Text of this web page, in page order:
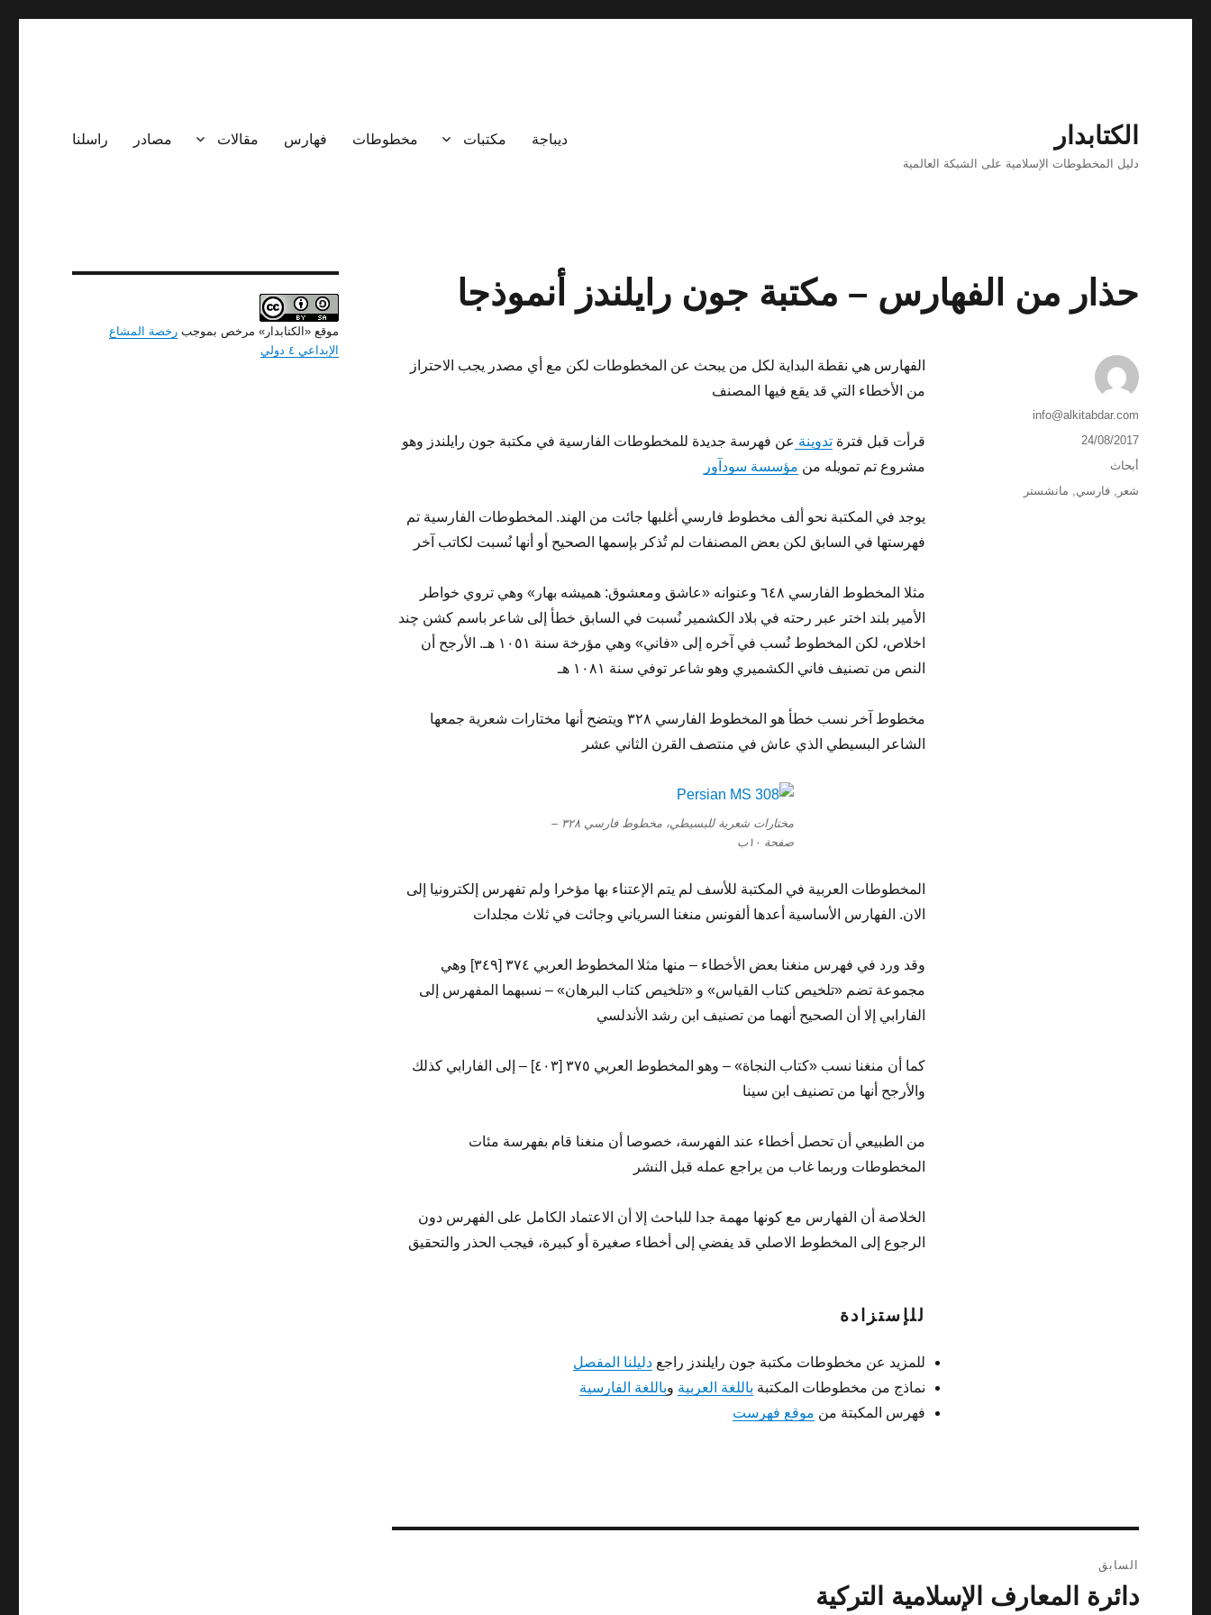
الكتابدار
دليل المخطوطات الإسلامية على الشبكة العالمية
ديباجة مكتبات مخطوطات فهارس مقالات مصادر راسلنا
حذار من الفهارس – مكتبة جون رايلندز أنموذجا
الفهارس هي نقطة البداية لكل من يبحث عن المخطوطات لكن مع أي مصدر يجب الاحتراز
من الأخطاء التي قد يقع فيها المصنف
قرأت قبل فترة تدوينة عن فهرسة جديدة للمخطوطات الفارسية في مكتبة جون رايلندز وهو
مشروع تم تمويله من مؤسسة ﺳﻮﺩﺁﻭﺭ
يوجد في المكتبة نحو ألف مخطوط فارسي أغلبها جائت من الهند. المخطوطات الفارسية تم
فهرستها في السابق لكن بعض المصنفات لم تُذكر بإسمها الصحيح أو أنها نُسبت لكاتب آخر
مثلا المخطوط الفارسي ٦٤٨ وعنوانه «عاشق ومعشوق: هميشه بهار» وهي تروي خواطر
الأمير بلند اختر عبر رحته في بلاد الكشمير نُسبت في السابق خطأ إلى شاعر باسم کشن چند
اخلاص، لكن المخطوط نُسب في آخره إلى «فاني» وهي مؤرخة سنة ١٠٥١ هـ. الأرجح أن
النص من تصنيف فاني الكشميري وهو شاعر توفي سنة ١٠٨١ هـ
مخطوط آخر نسب خطأ هو المخطوط الفارسي ٣٢٨ ويتضح أنها مختارات شعرية جمعها
الشاعر البسيطي الذي عاش في منتصف القرن الثاني عشر
مختارات شعرية للبسيطي، مخطوط فارسي ٣٢٨ –
صفحة ١٠ب
المخطوطات العربية في المكتبة للأسف لم يتم الإعتناء بها مؤخرا ولم تفهرس إلكترونيا إلى
الان. الفهارس الأساسية أعدها ألفونس منغنا السرياني وجائت في ثلاث مجلدات
وقد ورد في فهرس منغنا بعض الأخطاء – منها مثلا المخطوط العربي ٣٧٤ [٣٤٩] وهي
مجموعة تضم «تلخيص كتاب القياس» و «تلخيص كتاب البرهان» – نسبهما المفهرس إلى
الفارابي إلا أن الصحيح أنهما من تصنيف ابن رشد الأندلسي
كما أن منغنا نسب «كتاب النجاة» – وهو المخطوط العربي ٣٧٥ [٤٠٣] – إلى الفارابي كذلك
والأرجح أنها من تصنيف ابن سينا
من الطبيعي أن تحصل أخطاء عند الفهرسة، خصوصا أن منغنا قام بفهرسة مئات
المخطوطات وربما غاب من يراجع عمله قبل النشر
الخلاصة أن الفهارس مع كونها مهمة جدا للباحث إلا أن الاعتماد الكامل على الفهرس دون
الرجوع إلى المخطوط الاصلي قد يفضي إلى أخطاء صغيرة أو كبيرة، فيجب الحذر والتحقيق
للإستزادة
للمزيد عن مخطوطات مكتبة جون رايلندز راجع دليلنا المفصل
نماذج من مخطوطات المكتبة باللغة العربية وباللغة الفارسية
فهرس المكبتة من موقع فهرست
الكاتب
info@alkitabdar.com
نُشرت
في
24/08/2017
التصنيفات
أبحاث
الوسوم
شعر ,فارسي, مانشستر
المقالات
السابق
المقالة
دائرة المعارف الإسلامية التركية
موقع «الكتابدار» مرخص بموجب رخصة المشاع
الإبداعي ٤ دولي